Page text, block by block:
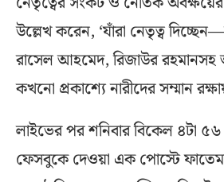
উল্লেখ করেন, ‘যাঁরা নেতৃত্ব
রাসেল আহমেদ, রিজাউর
কখনো প্রকাশ্যে নারীদের সম্মান
লাইভের পর শনিবার বিকেল ৪টা ৫৬
ফেসবুকে দেওয়া এক পোস্টে